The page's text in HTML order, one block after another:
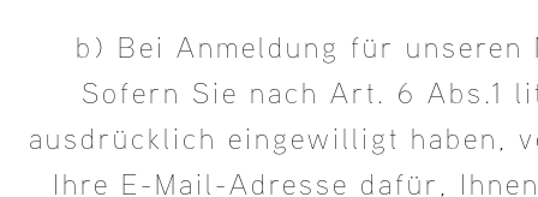
b) Bei Anmeldung für unseren
Sofern Sie nach Art. 6 Abs.1
ausdrücklich eingewilligt haben,
Ihre E-Mail-Adresse dafür,